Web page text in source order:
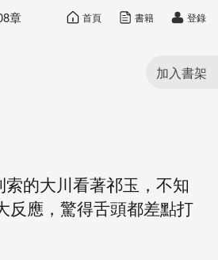
目錄
的大川看著祁玉，不知
反應，驚得舌頭都差點打
章 首頁 書籍 登錄